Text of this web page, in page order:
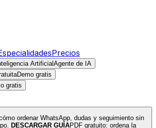
Precios
ArtificialAgente de IA
Demo gratis
gratis
ordenar WhatsApp, dudas y seguimiento sin
DESCARGAR GUÍAPDF gratuito: ordena la